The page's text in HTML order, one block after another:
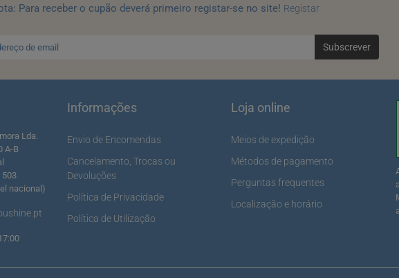
Para receber o cupão deverá primeiro registar-se no site! Registar
Subscrever
Lda.
A-B
503
nacional)
Informações
Envio de Encomendas
Cancelamento, Trocas ou
Devoluções
Política de Privacidade
Política de Utilização
Loja online
Meios de expedição
Métodos de pagamento
Perguntas frequentes
Localização e horário